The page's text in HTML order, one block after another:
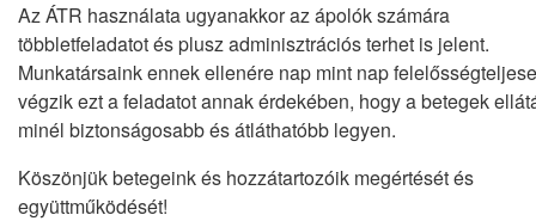
Az ÁTR használata ugyanakkor az ápolók számára
többletfeladatot és plusz adminisztrációs terhet is jelent.
Munkatársaink ennek ellenére nap mint nap
végzik ezt a feladatot annak érdekében, hogy a betegek
minél biztonságosabb és átláthatóbb legyen.
Köszönjük betegeink és hozzátartozóik megértését és
együttműködését!